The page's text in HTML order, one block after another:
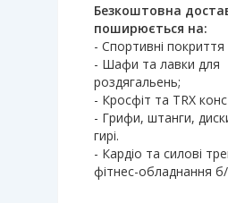
Безкоштовна
поширюється на:
- Спортивні покриття
- Шафи та лавки для
роздягальень;
- Кросфіт та TRX
- Грифи, штанги,
гирі.
- Кардіо та силові
фітнес-обладнання